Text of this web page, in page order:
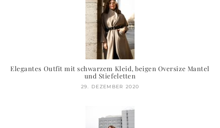
Elegantes Outfit mit schwarzem Kleid, beigen Oversize Mantel
und Stiefeletten
29. DEZEMBER 2020